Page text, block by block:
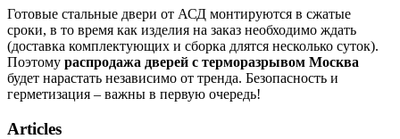
Готовые стальные двери от АСД монтируются в сжатые
сроки, в то время как изделия на заказ необходимо ждать
(доставка комплектующих и сборка длятся несколько суток).
Поэтому распродажа дверей с терморазрывом Москва
будет нарастать независимо от тренда. Безопасность и
герметизация – важны в первую очередь!
Articles